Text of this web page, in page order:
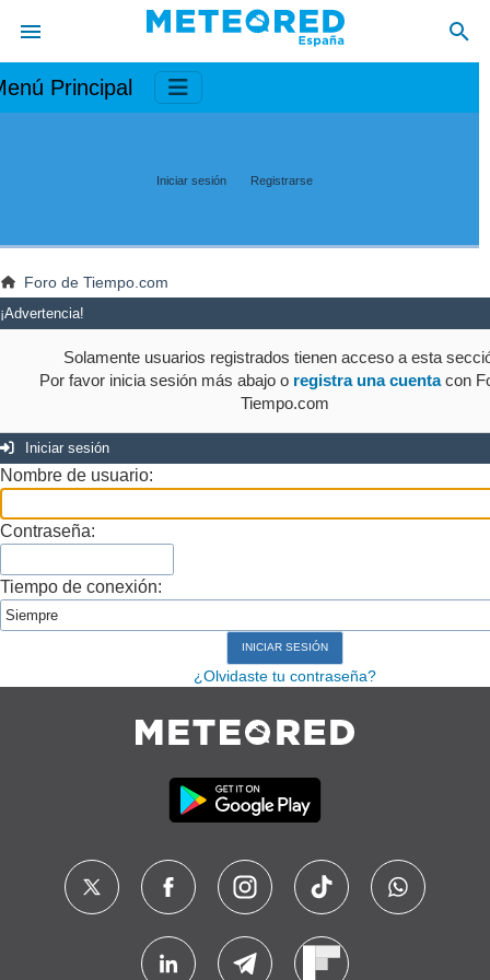
Principal
Iniciar sesión Registrarse
Foro de Tiempo.com
¡Advertencia!
Solamente usuarios registrados tienen acceso a esta
Por favor inicia sesión más abajo o registra una cuentacon
Tiempo.com
Iniciar sesión
Nombre de usuario:
Contraseña:
Tiempo de conexión:
¿Olvidaste tu contraseña?